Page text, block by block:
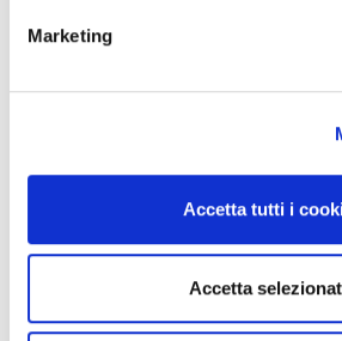
Marketing
Accetta tutti i
Accetta